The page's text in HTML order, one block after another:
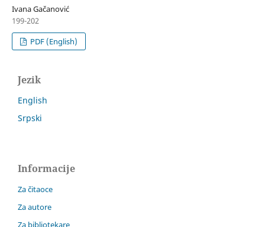
Ivana Gačanović
199-202
PDF (English)
Jezik
English
Srpski
Informacije
Za čitaoce
Za autore
Za bibliotekare